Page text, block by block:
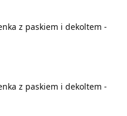
z paskiem i dekoltem -
z paskiem i dekoltem -